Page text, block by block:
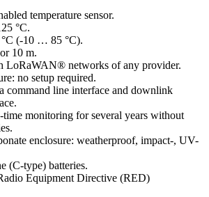
temperature sensor.
°C.
(-10 … 85 °C).
10 m.
LoRaWAN® networks of any provider.
no setup required.
command line interface and downlink
time monitoring for several years without
enclosure: weatherproof, impact-, UV-
(C-type) batteries.
Equipment Directive (RED)